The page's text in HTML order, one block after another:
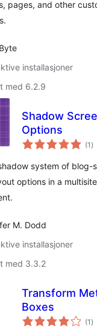
pages, and other
installasjoner
med 6.2.9
Shadow
Options
(1 )
system of blog-
options in a multisite
M. Dodd
installasjoner
med 3.3.2
Transform
Boxes
(1 )